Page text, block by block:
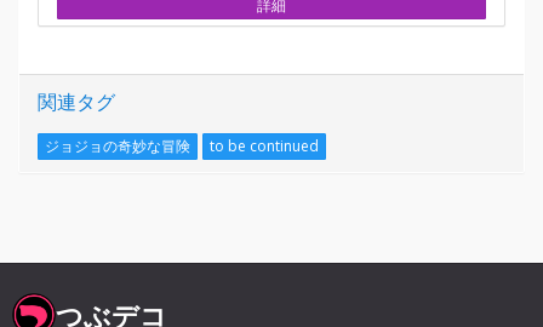
詳細
関連タグ
ジョジョの奇妙な冒険 to be continued
つぶデコ